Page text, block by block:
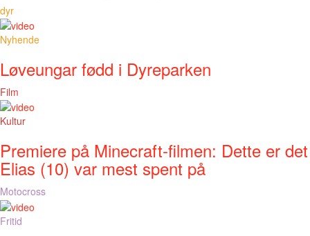
dyr
Nyhende
Løveungar fødd i Dyreparken
Film
Kultur
Premiere på Minecraft-filmen: Dette er det
Elias (10) var mest spent på
Motocross
Fritid